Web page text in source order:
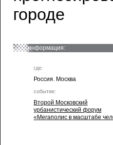
городе
информация:
где:
Россия. Москва
событие:
Второй Московский
урбанистический форум
«Мегаполис в масштабе